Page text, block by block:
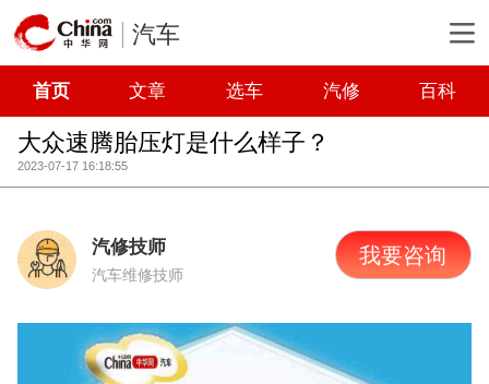
汽车
首页 文章 选车 汽修 百科
大众速腾胎压灯是什么样子？
2023-07-17 16:18:55
汽修技师
汽车维修技师
我要咨询